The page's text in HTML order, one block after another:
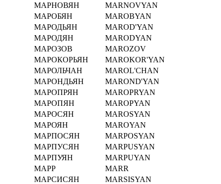
МАРНОВЯН
MARNOVYAN
МАРОБЯН
MAROBYAN
МАРОДЬЯН
MAROD'YAN
МАРОДЯН
MARODYAN
МАРОЗОВ
MAROZOV
МАРОКОРЬЯН
MAROKOR'YAN
МАРОЛЬЧАН
MAROL'CHAN
МАРОНДЬЯН
MAROND'YAN
МАРОПРЯН
MAROPRYAN
МАРОПЯН
MAROPYAN
МАРОСЯН
MAROSYAN
МАРОЯН
MAROYAN
МАРПОСЯН
MARPOSYAN
МАРПУСЯН
MARPUSYAN
МАРПУЯН
MARPUYAN
МАРР
MARR
МАРСИСЯН
MARSISYAN